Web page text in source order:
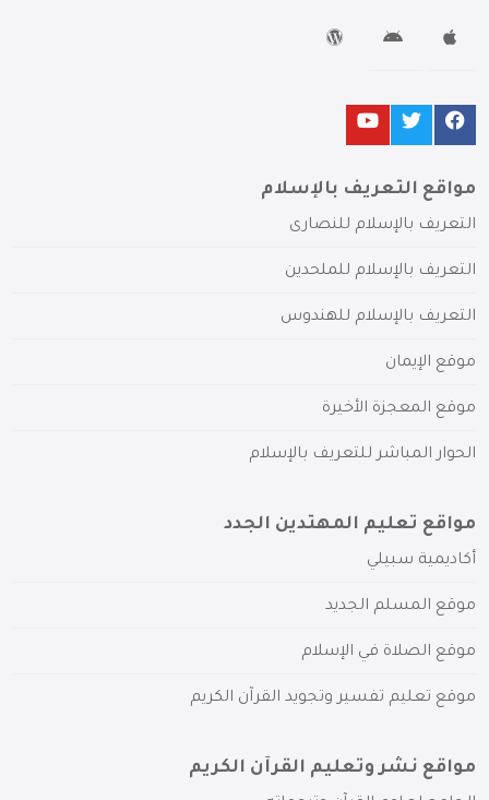
مواقع التعريف بالإسلام
التعريف بالإسلام للنصارى
التعريف بالإسلام للملحدين
التعريف بالإسلام للهندوس
موقع الإيمان
موقع المعجزة الأخيرة
الحوار المباشر للتعريف بالإسلام
مواقع تعليم المهتدين الجدد
أكاديمية سبيلي
موقع المسلم الجديد
موقع الصلاة في الإسلام
موقع تعليم تفسير وتجويد القرآن الكريم
مواقع نشر وتعليم القرآن الكريم